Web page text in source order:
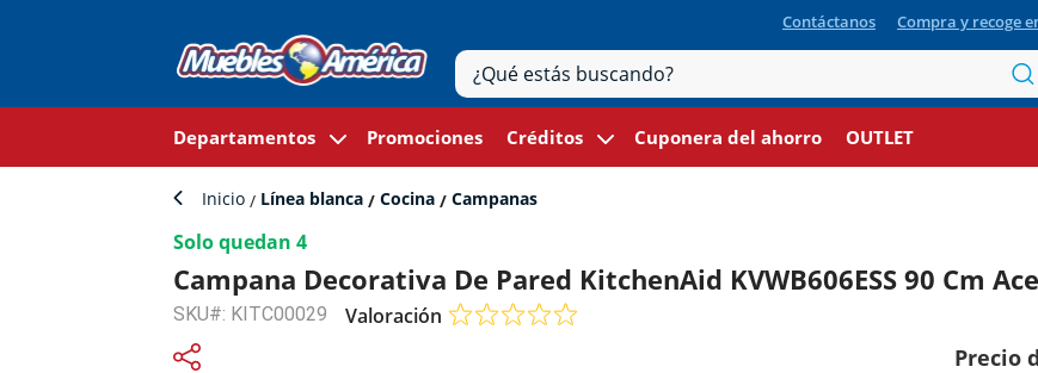
Contáctanos Compra y recoge
Departamentos Promociones Créditos Cuponera del ahorro OUTLET
Inicio Línea blanca Cocina Campanas
Solo quedan 4
Campana Decorativa De Pared KitchenAid KVWB606ESS 90 Cm
SKU#: KITC00029 Valoración
Precio